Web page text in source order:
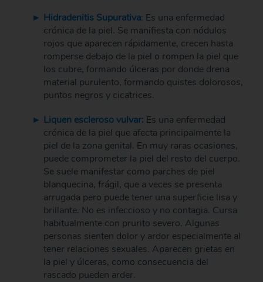
Hidradenitis Supurativa: Es una enfermedad
crónica de la piel. Se manifiesta con nódulos
rojos que aparecen rápidamente, crecen hasta
romperse debajo de la piel o rompen la piel que
los cubre, formando úlceras por donde drena
material purulento, formando quistes dolorosos,
puntos negros y cicatrices.
Liquen escleroso vulvar: Es una enfermedad
crónica de la piel que afecta principalmente la
piel de la zona genital. En muy raras ocasiones,
puede comprometer la piel del resto del cuerpo.
Se suele manifestar como parches de piel
blanquecina, frágil, que a veces se presenta
arrugada pero puede tener una superficie lisa y
brillante. No es infeccioso y no contagia. Cursa
habitualmente con prurito severo. Algunas
personas sienten dolor y ardor especialmente al
tener relaciones sexuales. Aparecen grietas en
la piel y úlceras, como consecuencia del
rascado pueden arder.